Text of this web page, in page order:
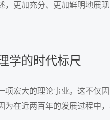
，更加充分、更加鲜明地展
学的时代标尺
项宏大的理论事业。这不仅
为在近两百年的发展过程中